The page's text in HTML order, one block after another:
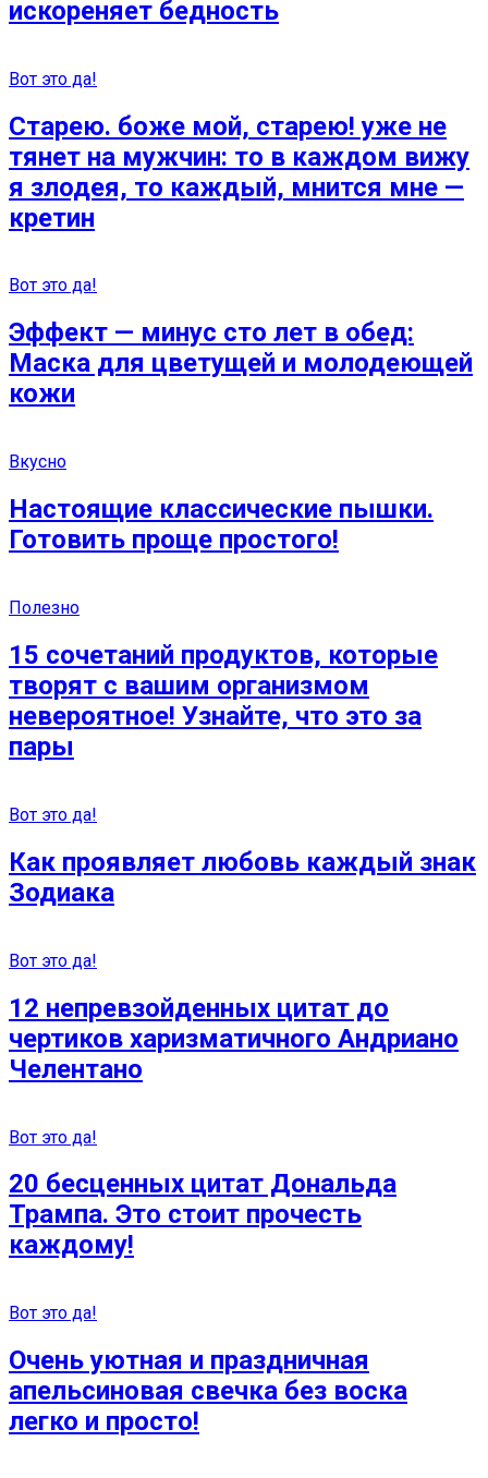
искореняет бедность
Вот это да!
Старею. боже мой, старею! уже не
тянет на мужчин: то в каждом вижу
я злодея, то каждый, мнится мне —
кретин
Вот это да!
Эффект — минус сто лет в обед:
Маска для цветущей и молодеющей
кожи
Вкусно
Настоящие классические пышки.
Готовить проще простого!
Полезно
15 сочетаний продуктов, которые
творят с вашим организмом
невероятное! Узнайте, что это за
пары
Вот это да!
Как проявляет любовь каждый знак
Зодиака
Вот это да!
12 непревзойденных цитат до
чертиков харизматичного Андриано
Челентано
Вот это да!
20 бесценных цитат Дональда
Трампа. Это стоит прочесть
каждому!
Вот это да!
Очень уютная и праздничная
апельсиновая свечка без воска
легко и просто!